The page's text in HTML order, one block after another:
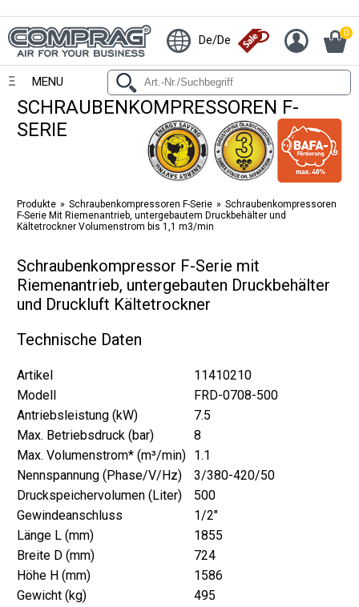
De/De 0
MENU
SCHRAUBENKOMPRESSOREN F-
SERIE
Produkte Schraubenkompressoren F-Serie
Schraubenkompressoren
F-Serie Mit Riemenantrieb, untergebautem Druckbehälter und
Kältetrockner Volumenstrom bis 1,1 m3/min
Schraubenkompressor F-Serie mit
Riemenantrieb, untergebauten Druckbehälter
und Druckluft Kältetrockner
Technische Daten
Artikel
11410210
Modell
FRD-0708-500
Antriebsleistung (kW)
7.5
Max. Betriebsdruck (bar)
8
Max. Volumenstrom* (m³/min) 1.1
Nennspannung (Phase/V/Hz)
3/380-420/50
Druckspeichervolumen (Liter)
500
Gewindeanschluss
1/2"
Länge L (mm)
1855
Breite D (mm)
724
Höhe H (mm)
1586
Gewicht (kg)
495